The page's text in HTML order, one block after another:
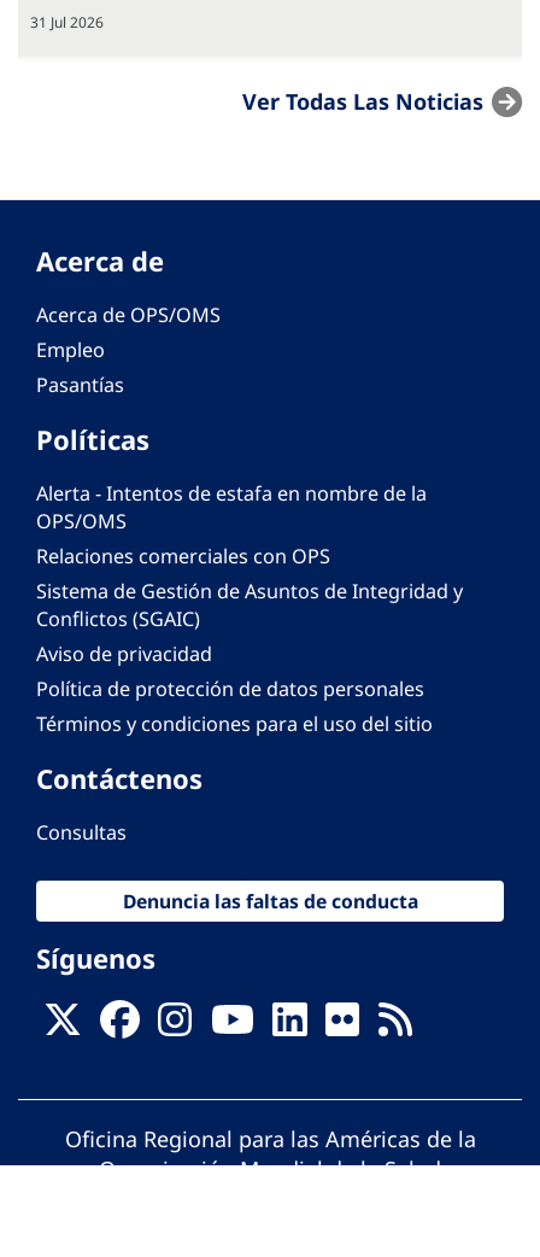
31 Jul 2026
Ver Todas Las Noticias
Acerca de
Acerca de OPS/OMS
Empleo
Pasantías
Políticas
Alerta - Intentos de estafa en nombre de la
OPS/OMS
Relaciones comerciales con OPS
Sistema de Gestión de Asuntos de Integridad y
Conflictos (SGAIC)
Aviso de privacidad
Política de protección de datos personales
Términos y condiciones para el uso del sitio
Contáctenos
Consultas
Denuncia las faltas de conducta
Síguenos
Oficina Regional para las Américas de la
Organización Mundial de la Salud